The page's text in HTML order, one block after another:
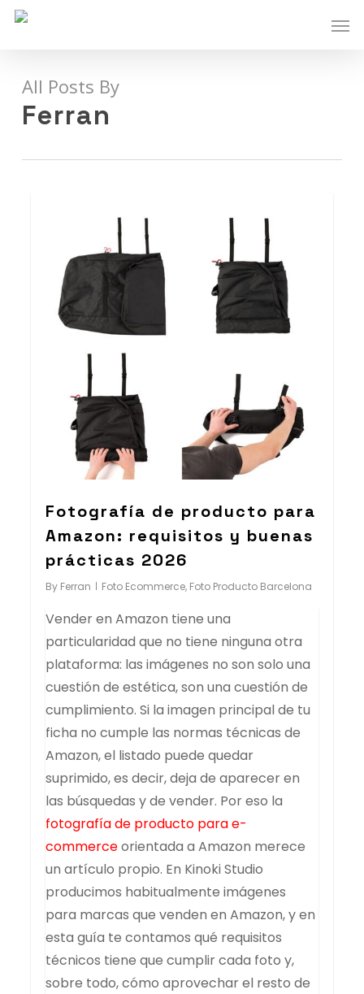
Skip
content
All Posts By
Ferran
Fotografía de producto para
Amazon: requisitos y buenas
prácticas 2026
By Ferran Foto Ecommerce, Foto Producto Barcelona
Vender en Amazon tiene una
particularidad que no tiene ninguna otra
plataforma: las imágenes no son solo una
cuestión de estética, son una cuestión de
cumplimiento. Si la imagen principal de tu
ficha no cumple las normas técnicas de
Amazon, el listado puede quedar
suprimido, es decir, deja de aparecer en
las búsquedas y de vender. Por eso la
fotografía de producto para e-
commerceorientada a Amazon merece
un artículo propio. En Kinoki Studio
producimos habitualmente imágenes
para marcas que venden en Amazon, y en
esta guía te contamos qué requisitos
técnicos tiene que cumplir cada foto y,
sobre todo, cómo aprovechar el resto de
0